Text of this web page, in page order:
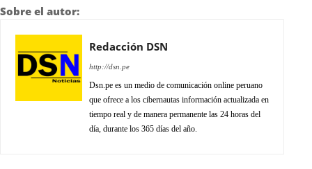
Sobre el autor:
Redacción DSN
http://dsn.pe
Dsn.pe es un medio de comunicación online peruano
que ofrece a los cibernautas información actualizada en
tiempo real y de manera permanente las 24 horas del
día, durante los 365 días del año.